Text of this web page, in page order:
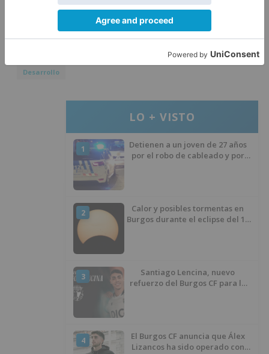
Castilla y León.
Empresas
Empleo
Desarrollo
LO + VISTO
1
Detienen a un joven de 27 años
por el robo de cableado y por
2
Calor y posibles tormentas en
Burgos durante el eclipse del 12
3
Santiago Lencina, nuevo
refuerzo del Burgos CF para la
4
El Burgos CF anuncia que Álex
Lizancos ha sido operado con